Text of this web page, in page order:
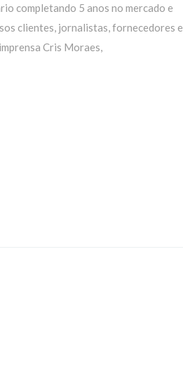
completando 5 anos no mercado e
clientes, jornalistas, fornecedores e
Cris Moraes,